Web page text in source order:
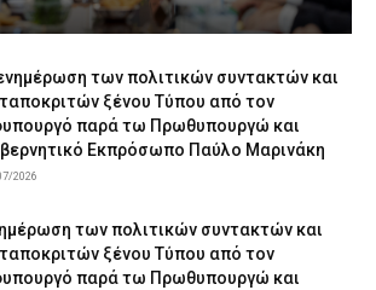
των πολιτικών συντακτών και
ξένου Τύπου από τον
παρά τω Πρωθυπουργώ και
Εκπρόσωπο Παύλο Μαρινάκη
2026
των πολιτικών συντακτών και
ξένου Τύπου από τον
παρά τω Πρωθυπουργώ και